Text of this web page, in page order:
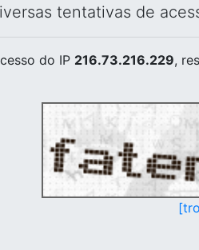
tentativas de
do IP 216.73.216.229,